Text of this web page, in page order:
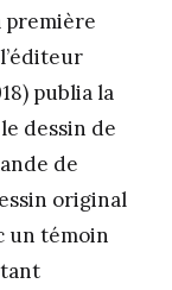
première
publia la
dessin de
de
original
un témoin